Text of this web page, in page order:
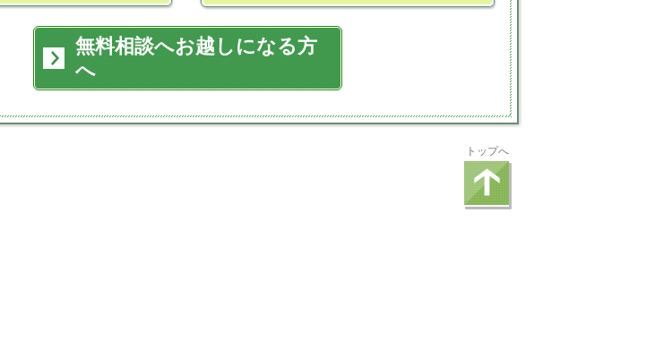
無料相談へお越しになる方
へ
トップへ